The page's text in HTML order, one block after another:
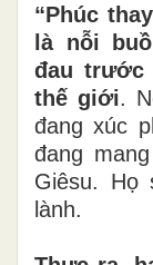
“Phúc
là nỗi
đau trước
thế giới.
đang xúc
đang
Giêsu. Họ
lành.